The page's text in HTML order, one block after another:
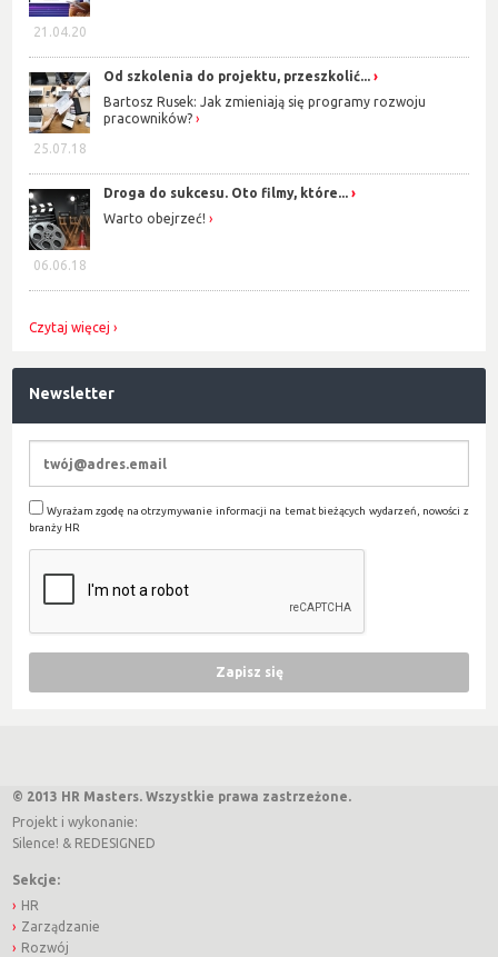
21.04.20
25.07.18
Od szkolenia do projektu, przeszkolić...
Bartosz Rusek: Jak zmieniają się programy rozwoju
pracowników?
06.06.18
Droga do sukcesu. Oto filmy, które...
Warto obejrzeć!
Czytaj więcej
Newsletter
Wyrażam zgodę na otrzymywanie informacji na temat bieżących wydarzeń, nowości z
branży HR
© 2013 HR Masters. Wszystkie prawa zastrzeżone.
Projekt i wykonanie:
Silence! & REDESIGNED
Sekcje:
HR
Zarządzanie
Rozwój